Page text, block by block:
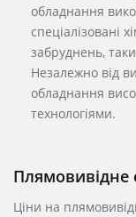
обладнання
спеціалізовані
забруднень,
Незалежно від
обладнання
технологіями.
Плямовивідне
Ціни на